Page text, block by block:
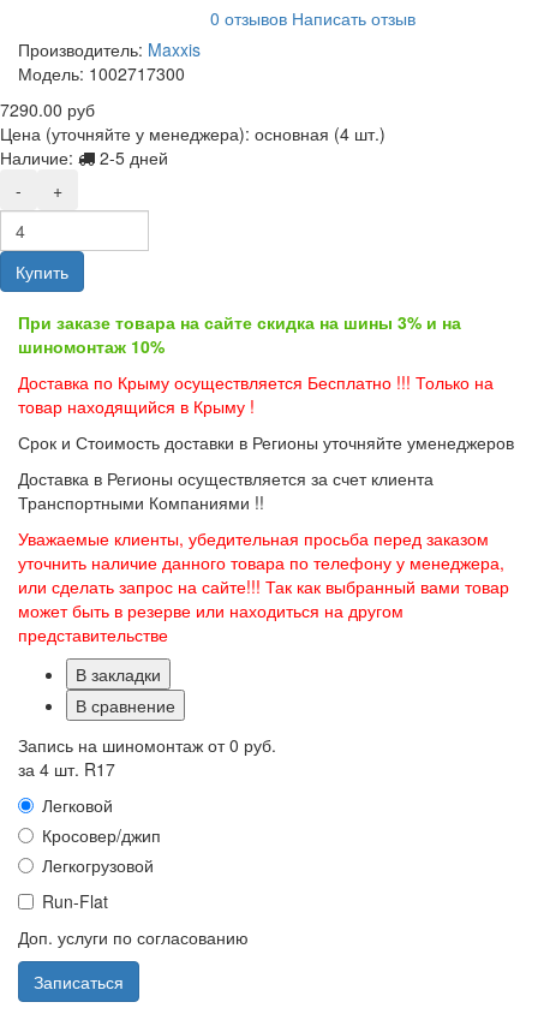
0 отзывов Написать отзыв
Производитель: Maxxis
Модель: 1002717300
7290.00 руб
Цена (уточняйте у менеджера): основная (4 шт.)
Наличие:
2-5 дней
-
+
Купить
При заказе товара на сайте скидка на шины 3% и на
шиномонтаж 10%
Доставка по Крыму осуществляется Бесплатно !!! Только на
товар находящийся в Крыму !
Срок и Стоимость доставки в Регионы уточняйте уменеджеров
Доставка в Регионы осуществляется за счет клиента
Транспортными Компаниями !!
Уважаемые клиенты, убедительная просьба перед заказом
уточнить наличие данного товара по телефону у менеджера,
или сделать запрос на сайте!!! Так как выбранный вами товар
может быть в резерве или находиться на другом
представительстве
В закладки
В сравнение
Запись на шиномонтаж от0 руб.
за 4 шт. R17
Легковой
Кросовер/джип
Легкогрузовой
Run-Flat
Доп. услуги по согласованию
Записаться